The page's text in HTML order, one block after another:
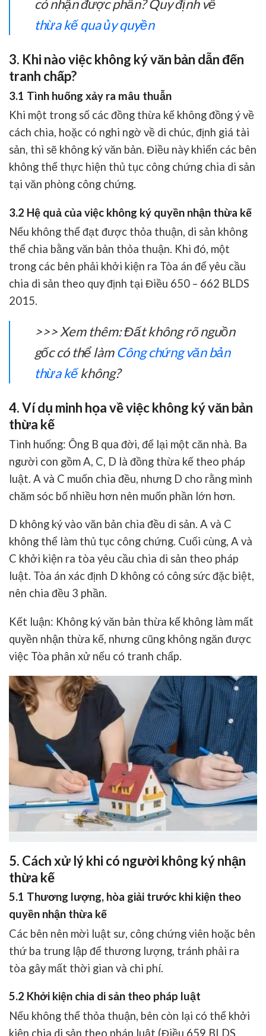
có nhận được phần? Quy định về
thừa kế qua ủy quyền
3. Khi nào việc không ký văn bản dẫn đến
tranh chấp?
3.1 Tình huống xảy ra mâu thuẫn
Khi một trong số các đồng thừa kế không đồng ý về
cách chia, hoặc có nghi ngờ về di chúc, định giá tài
sản, thì sẽ không ký văn bản. Điều này khiến các bên
không thể thực hiện thủ tục công chứng chia di sản
tại văn phòng công chứng.
3.2 Hệ quả của việc không ký quyền nhận thừa kế
Nếu không thể đạt được thỏa thuận, di sản không
thể chia bằng văn bản thỏa thuận. Khi đó, một
trong các bên phải khởi kiện ra Tòa án để yêu cầu
chia di sản theo quy định tại Điều 650 – 662 BLDS
2015.
>>> Xem thêm:Đất không rõ nguồn
gốc có thể làmCông chứng văn bản
thừa kếkhông?
4. Ví dụ minh họa về việc không ký văn bản
thừa kế
Tình huống: Ông B qua đời, để lại một căn nhà. Ba
người con gồm A, C, D là đồng thừa kế theo pháp
luật. A và C muốn chia đều, nhưng D cho rằng mình
chăm sóc bố nhiều hơn nên muốn phần lớn hơn.
D không ký vào văn bản chia đều di sản. A và C
không thể làm thủ tục công chứng. Cuối cùng, A và
C khởi kiện ra tòa yêu cầu chia di sản theo pháp
luật. Tòa án xác định D không có công sức đặc biệt,
nên chia đều 3 phần.
Kết luận: Không ký văn bản thừa kế không làm mất
quyền nhận thừa kế, nhưng cũng không ngăn được
việc Tòa phân xử nếu có tranh chấp.
5. Cách xử lý khi có người không ký nhận
thừa kế
5.1 Thương lượng, hòa giải trước khi kiện theo
quyền nhận thừa kế
Các bên nên mời luật sư, công chứng viên hoặc bên
thứ ba trung lập để thương lượng, tránh phải ra
tòa gây mất thời gian và chi phí.
5.2 Khởi kiện chia di sản theo pháp luật
Nếu không thể thỏa thuận, bên còn lại có thể khởi
kiện chia di sản theo pháp luật (Điều 659 BLDS